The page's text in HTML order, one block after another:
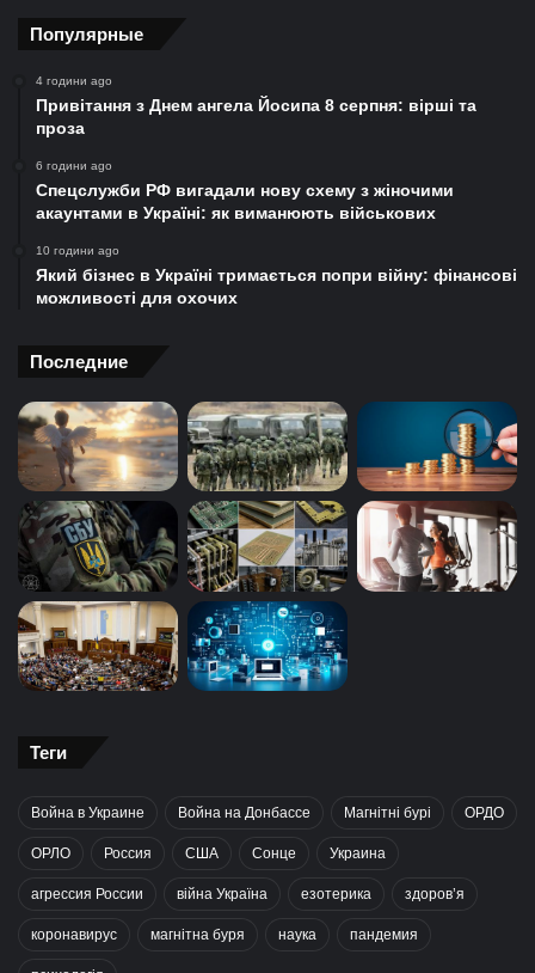
Популярные
4 години ago
Привітання з Днем ангела Йосипа 8 серпня: вірші та
проза
6 години ago
Спецслужби РФ вигадали нову схему з жіночими
акаунтами в Україні: як виманюють військових
10 години ago
Який бізнес в Україні тримається попри війну: фінансові
можливості для охочих
Последние
Теги
Война в Украине Война на Донбассе Магнітні бурі ОРДО
ОРЛО Россия США Сонце Украина
агрессия России війна Україна езотерика здоров’я
коронавирус магнітна буря наука пандемия